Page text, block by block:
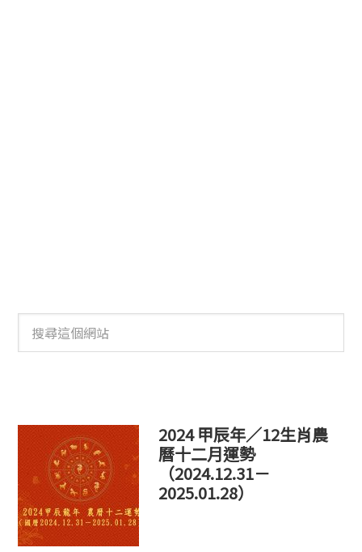
這
2024 甲辰年／12生肖農
曆十二月運勢
（2024.12.31－
2025.01.28）